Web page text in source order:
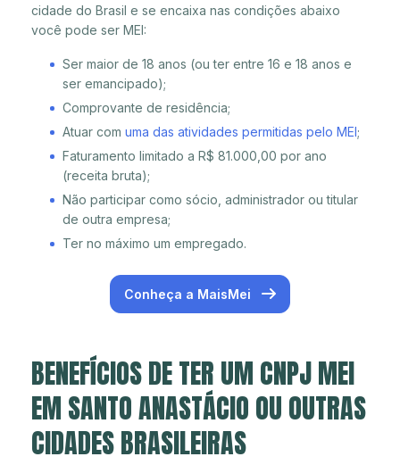
cidade do Brasil e se encaixa nas condições abaixo
você pode ser MEI:
Ser maior de 18 anos (ou ter entre 16 e 18 anos e
ser emancipado);
Comprovante de residência;
Atuar com uma das atividades permitidas pelo MEI;
Faturamento limitado a R$ 81.000,00 por ano
(receita bruta);
Não participar como sócio, administrador ou titular
de outra empresa;
Ter no máximo um empregado.
Conheça a MaisMei
BENEFÍCIOS DE TER UM CNPJ MEI
EM SANTO ANASTÁCIO OU OUTRAS
CIDADES BRASILEIRAS